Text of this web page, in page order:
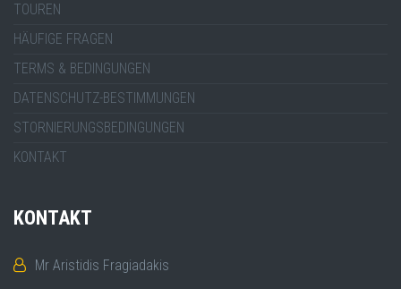
TOUREN
HÄUFIGE FRAGEN
TERMS & BEDINGUNGEN
DATENSCHUTZ-BESTIMMUNGEN
STORNIERUNGSBEDINGUNGEN
KONTAKT
KONTAKT
Mr Aristidis Fragiadakis